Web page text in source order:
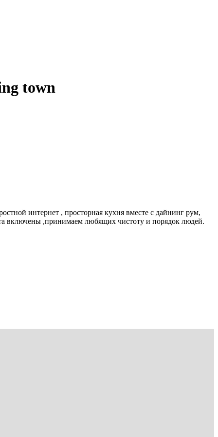
town
интернет , просторная кухня вместе с дайнинг рум,
включены ,принимаем любящих чистоту и порядок людей.